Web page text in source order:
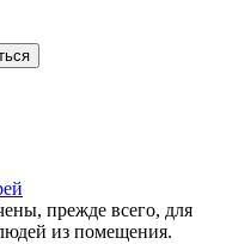
прежде всего, для
из помещения.